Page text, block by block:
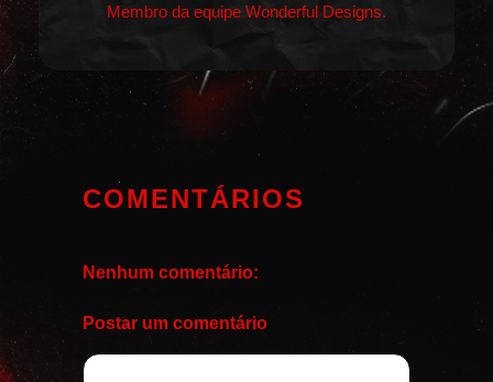
Membro da equipe Wonderful Designs.
COMENTÁRIOS
Nenhum comentário:
Postar um comentário